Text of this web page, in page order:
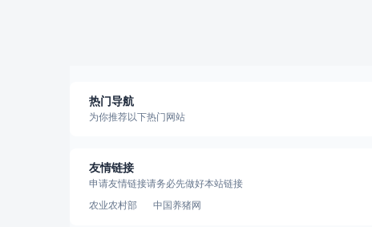
热门导航
为你推荐以下热门网站
友情链接
申请友情链接请务必先做好本站链接
农业农村部
中国养猪网